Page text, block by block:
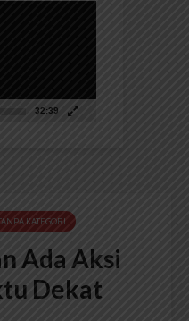
32:39
KATEGORI
Ada Aksi
Dekat